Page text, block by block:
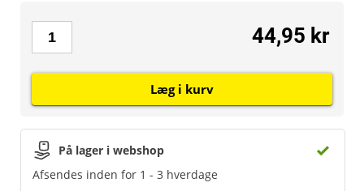
På lager i webshop
Afsendes inden for 1 - 3 hverdage
44,95 kr
Læg i kurv